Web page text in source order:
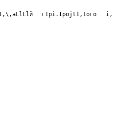
гIрi.Iроjt1,1ого i,